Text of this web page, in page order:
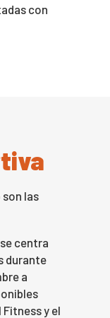
con
las
centra
durante
a
Fitness y el